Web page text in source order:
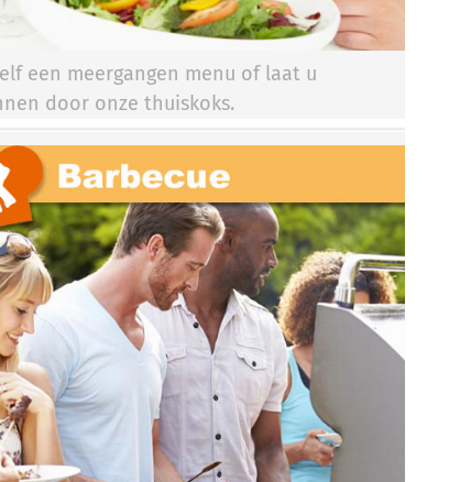
een meergangen menu of laat u
door onze thuiskoks.